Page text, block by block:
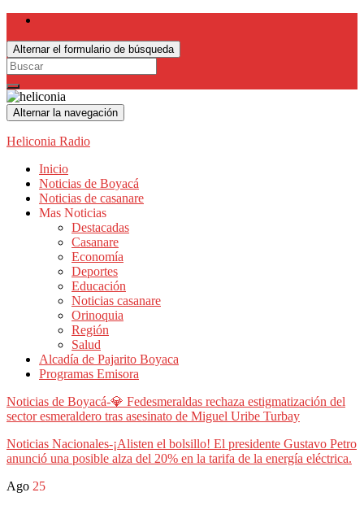
Alternar el formulario de búsqueda
Search
for:
Alternar la navegación
Heliconia Radio
Inicio
Noticias de Boyacá
Noticias de casanare
Mas Noticias
Destacadas
Casanare
Economía
Deportes
Educación
Noticias casanare
Orinoquia
Región
Salud
Alcadía de Pajarito Boyaca
Programas Emisora
Noticias de Boyacá-💎 Fedesmeraldas rechaza estigmatización del
sector esmeraldero tras asesinato de Miguel Uribe Turbay
Noticias Nacionales-¡Alisten el bolsillo! El presidente Gustavo Petro
anunció una posible alza del 20% en la tarifa de la energía eléctrica.
Ago 25